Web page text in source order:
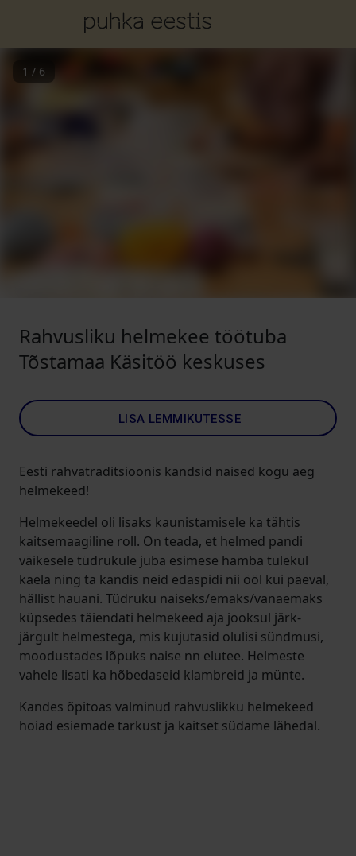
1 / 6
Rahvusliku helmekee töötuba
Tõstamaa Käsitöö keskuses
LISA LEMMIKUTESSE
Eesti rahvatraditsioonis kandsid naised kogu aeg
helmekeed!
Helmekeedel oli lisaks kaunistamisele ka tähtis
kaitsemaagiline roll. On teada, et helmed pandi
väikesele tüdrukule juba esimese hamba tulekul
kaela ning ta kandis neid edaspidi nii ööl kui päeval,
hällist hauani. Tüdruku naiseks/emaks/vanaemaks
küpsedes täiendati helmekeed aja jooksul järk-
järgult helmestega, mis kujutasid olulisi sündmusi,
moodustades lõpuks naise nn elutee. Helmeste
vahele lisati ka hõbedaseid klambreid ja münte.
Kandes õpitoas valminud rahvuslikku helmekeed
hoiad esiemade tarkust ja kaitset südame lähedal.